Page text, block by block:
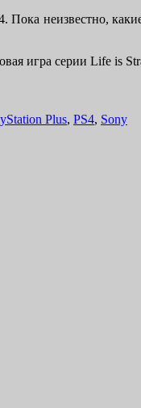
Пока неизвестно,
игра серии Life is
Plus, PS4, Sony